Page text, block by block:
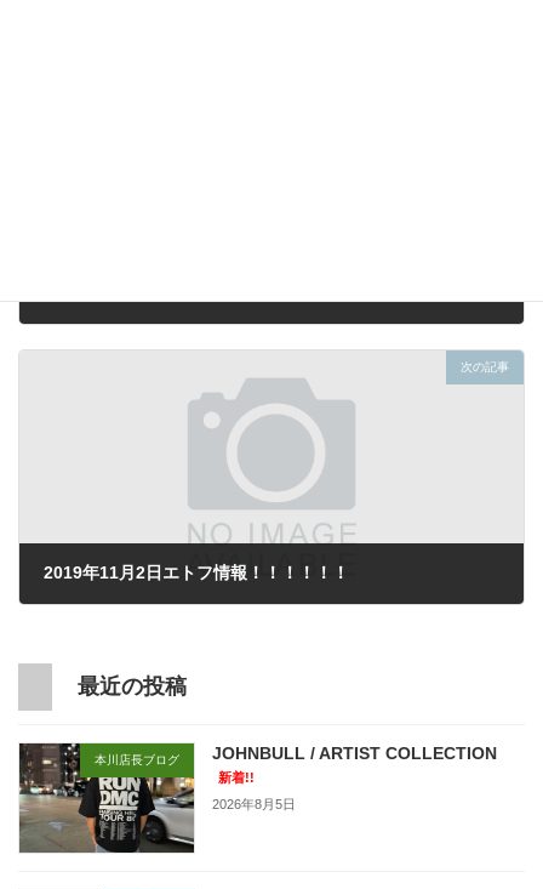
次の記事
2019年11月2日エトフ情報！！！！！！
最近の投稿
本川店長ブログ JOHNBULL / ARTIST COLLECTION
新着!!
2026年8月5日